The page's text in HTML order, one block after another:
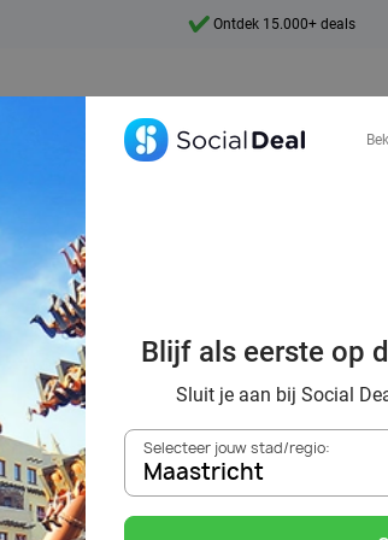
Ontdek 15.000+ deals
& met
Deal
Blijf als eerste op
Sluit je aan bij Social
Selecteer jouw stad/regio:
Maastricht